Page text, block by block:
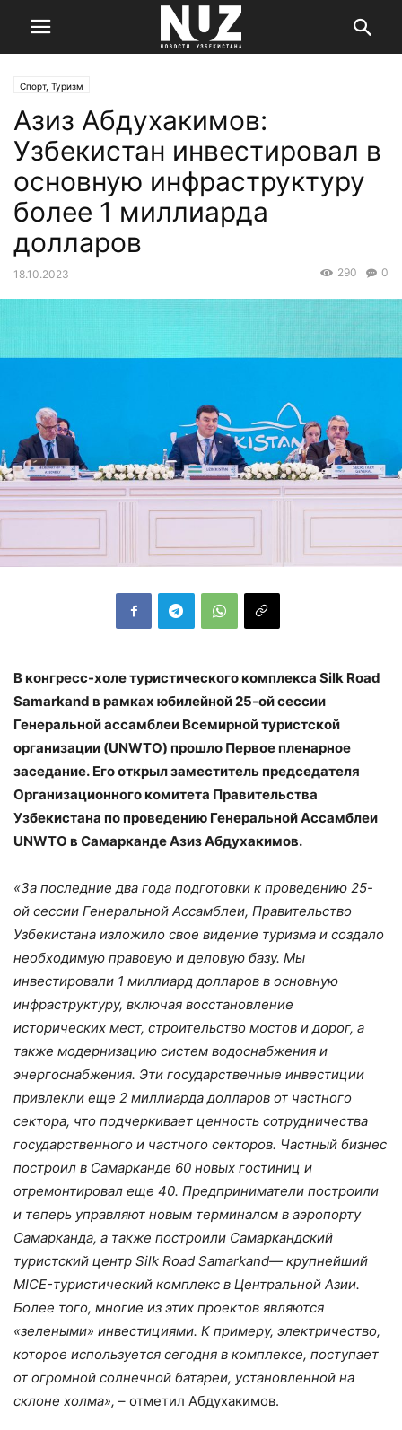
Спорт, Туризм
Азиз Абдухакимов:
Узбекистан инвестировал в
основную инфраструктуру
более 1 миллиарда
долларов
18.10.2023 0
290
В конгресс-холе туристического комплекса Silk Road
Samarkand в рамках юбилейной 25-ой сессии
Генеральной ассамблеи Всемирной туристской
организации (UNWTO) прошло Первое пленарное
заседание. Его открыл заместитель председателя
Организационного комитета Правительства
Узбекистана по проведению Генеральной Ассамблеи
UNWTO в Самарканде Азиз Абдухакимов.
«За последние два года подготовки к проведению 25-
ой сессии Генеральной Ассамблеи, Правительство
Узбекистана изложило свое видение туризма и создало
необходимую правовую и деловую базу. Мы
инвестировали 1 миллиард долларов в основную
инфраструктуру, включая восстановление
исторических мест, строительство мостов и дорог, а
также модернизацию систем водоснабжения и
энергоснабжения. Эти государственные инвестиции
привлекли еще 2 миллиарда долларов от частного
сектора, что подчеркивает ценность сотрудничества
государственного и частного секторов. Частный бизнес
построил в Самарканде 60 новых гостиниц и
отремонтировал еще 40. Предприниматели построили
и теперь управляют новым терминалом в аэропорту
Самарканда, а также построили Самаркандский
туристский центр Silk Road Samarkand— крупнейший
MICE-туристический комплекс в Центральной Азии.
Более того, многие из этих проектов являются
«зелеными» инвестициями. К примеру, электричество,
которое используется сегодня в комплексе, поступает
от огромной солнечной батареи, установленной на
склоне холма», – отметил Абдухакимов.